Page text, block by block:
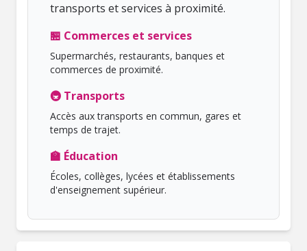
transports et services à proximité.
🏪 Commerces et services
Supermarchés, restaurants, banques et
commerces de proximité.
🚇 Transports
Accès aux transports en commun, gares et
temps de trajet.
🏫 Éducation
Écoles, collèges, lycées et établissements
d'enseignement supérieur.